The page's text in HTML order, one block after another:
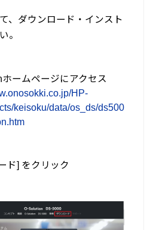
、ダウンロード・インスト
。
ームページにアクセス
HP-
keisoku/data/os_ds/ds500
ド] をクリック